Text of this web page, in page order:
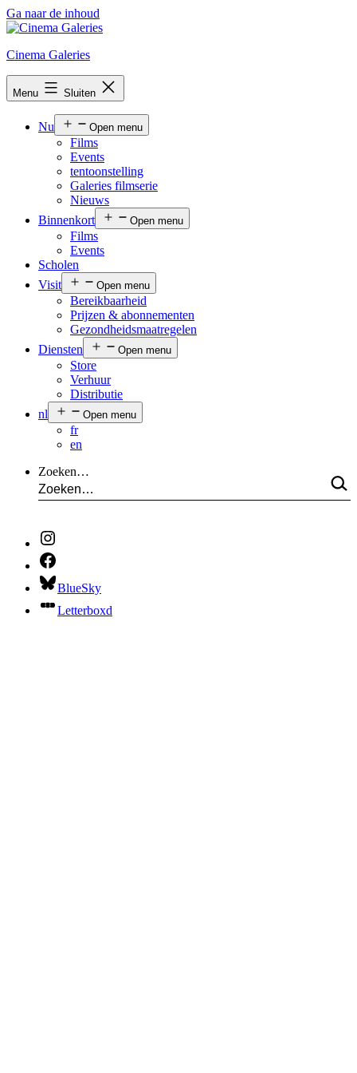
Ga naar de inhoud
Cinema Galeries
Menu Sluiten
Nu Open menu
Films
Events
tentoonstelling
Galeries filmserie
Nieuws
Binnenkort
Open menu
Films
Events
Scholen
Visit
Open menu
Bereikbaarheid
Prijzen & abonnementen
Gezondheidsmaatregelen
Diensten
Open menu
Store
Verhuur
Distributie
nl
Open menu
fr
en
Zoeken…
BlueSky
Letterboxd